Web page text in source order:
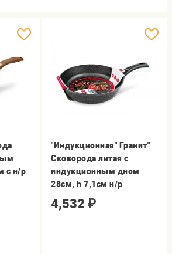
с н/р
"Индукционная" Гранит"
Сковорода литая с
индукционным дном
28см, h 7,1см н/р
4,532 ₽